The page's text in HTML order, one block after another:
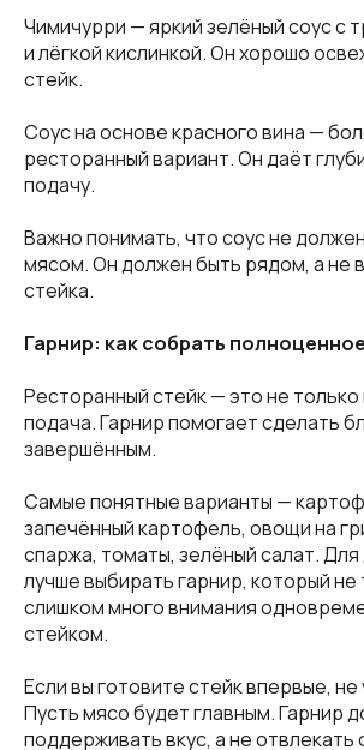
Чимичурри — яркий зелёный соус с
и лёгкой кислинкой. Он хорошо
стейк.
Соус на основе красного вина —
ресторанный вариант. Он даёт
подачу.
Важно понимать, что соус не
мясом. Он должен быть рядом, а не
стейка.
Гарнир: как собрать
Ресторанный стейк — это не
подача. Гарнир помогает сделать
завершённым.
Самые понятные варианты —
запечённый картофель, овощи на
спаржа, томаты, зелёный салат.
лучше выбирать гарнир, который не
слишком много внимания
стейком.
Если вы готовите стейк впервые,
Пусть мясо будет главным. Гарнир
поддерживать вкус, а не отвлекать